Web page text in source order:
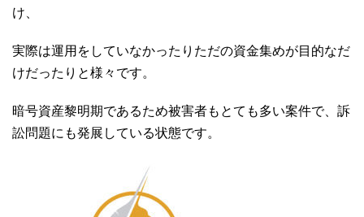
け、
実際は運用をしていなかったりただの資金集めが目的なだ
けだったりと様々です。
暗号資産黎明期であるため被害者もとても多い案件で、訴
訟問題にも発展している状態です。